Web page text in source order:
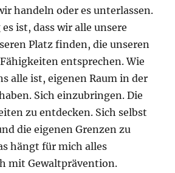
handeln oder es unterlassen.
ist, dass wir alle unsere
Platz finden, die unseren
entsprechen. Wie
alle ist, eigenen Raum in der
Sich einzubringen. Die
zu entdecken. Sich selbst
die eigenen Grenzen zu
hängt für mich alles
mit Gewaltprävention.